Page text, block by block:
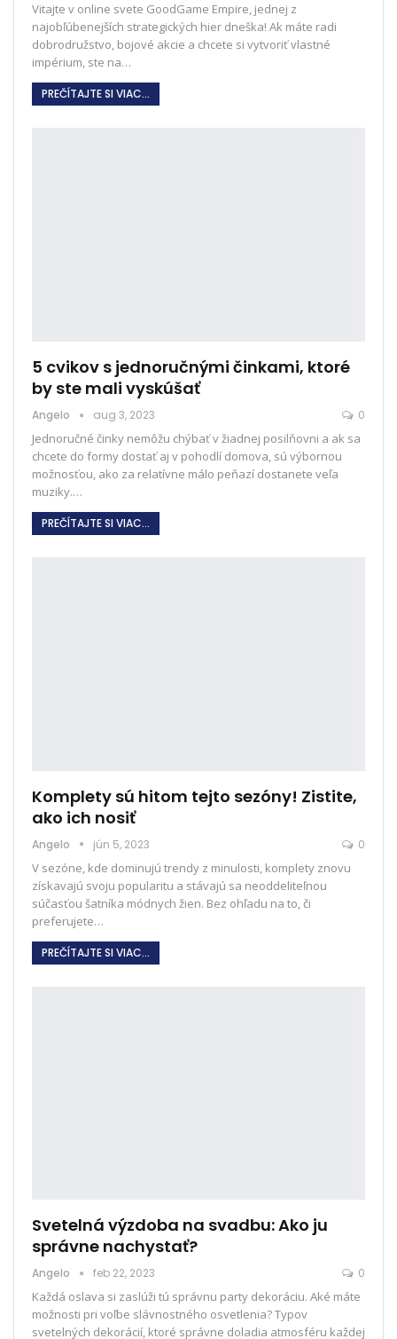
Vitajte v online svete GoodGame Empire, jednej z
najobľúbenejších strategických hier dneška! Ak máte radi
dobrodružstvo, bojové akcie a chcete si vytvoriť vlastné
impérium, ste na…
PREČÍTAJTE SI VIAC...
5 cvikov s jednoručnými činkami, ktoré
by ste mali vyskúšať
Angelo aug 3, 2023 0
Jednoručné činky nemôžu chýbať v žiadnej posilňovni a ak sa
chcete do formy dostať aj v pohodlí domova, sú výbornou
možnosťou, ako za relatívne málo peňazí dostanete veľa
muziky.…
PREČÍTAJTE SI VIAC...
Komplety sú hitom tejto sezóny! Zistite,
ako ich nosiť
Angelo jún 5, 2023 0
V sezóne, kde dominujú trendy z minulosti, komplety znovu
získavajú svoju popularitu a stávajú sa neoddeliteľnou
súčasťou šatníka módnych žien. Bez ohľadu na to, či
preferujete…
PREČÍTAJTE SI VIAC...
Svetelná výzdoba na svadbu: Ako ju
správne nachystať?
Angelo feb 22, 2023 0
Každá oslava si zaslúži tú správnu party dekoráciu. Aké máte
možnosti pri voľbe slávnostného osvetlenia? Typov
svetelných dekorácií, ktoré správne doladia atmosféru každej